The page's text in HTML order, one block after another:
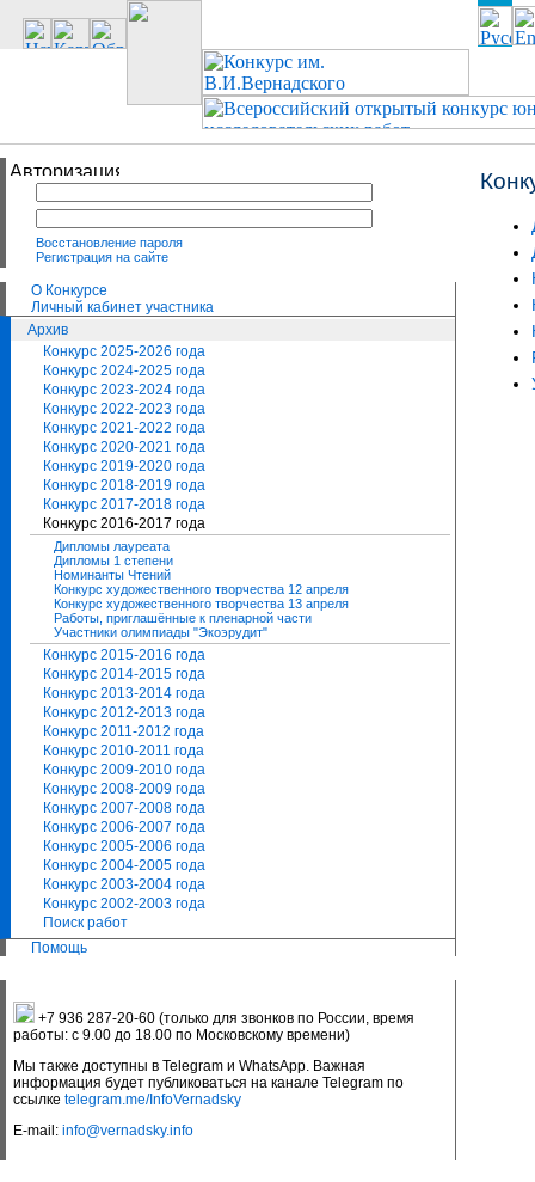
Восстановление пароля
Регистрация на сайте
О Конкурсе
Личный кабинет участника
Архив
Конкурс 2025-2026 года
Конкурс 2024-2025 года
Конкурс 2023-2024 года
Конкурс 2022-2023 года
Конкурс 2021-2022 года
Конкурс 2020-2021 года
Конкурс 2019-2020 года
Конкурс 2018-2019 года
Конкурс 2017-2018 года
Конкурс 2016-2017 года
Дипломы лауреата
Дипломы 1 степени
Номинанты Чтений
Конкурс художественного творчества 12 апреля
Конкурс художественного творчества 13 апреля
Работы, приглашённые к пленарной части
Участники олимпиады "Экоэрудит"
Конкурс 2015-2016 года
Конкурс 2014-2015 года
Конкурс 2013-2014 года
Конкурс 2012-2013 года
Конкурс 2011-2012 года
Конкурс 2010-2011 года
Конкурс 2009-2010 года
Конкурс 2008-2009 года
Конкурс 2007-2008 года
Конкурс 2006-2007 года
Конкурс 2005-2006 года
Конкурс 2004-2005 года
Конкурс 2003-2004 года
Конкурс 2002-2003 года
Поиск работ
Помощь
+7 936 287-20-60 (только для звонков по России, время
работы: с 9.00 до 18.00 по Московскому времени)
Мы также доступны в Telegram и WhatsApp. Важная
информация будет публиковаться на канале Telegram по
ссылке telegram.me/InfoVernadsky
E-mail: info@vernadsky.info